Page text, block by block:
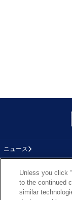
ニュース
コラムUnless you click
to the continued
similar